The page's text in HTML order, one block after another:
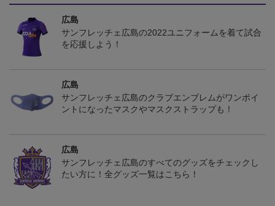
広島
サンフレッチェ広島の2022ユニフォームを着て試合
を応援しよう！
広島
サンフレッチェ広島のクラブエンブレムがワンポイ
ントになったマスクやマスクストラップも！
広島
サンフレッチェ広島のすべてのグッズをチェックし
たい方に！全グッズ一覧はこちら！